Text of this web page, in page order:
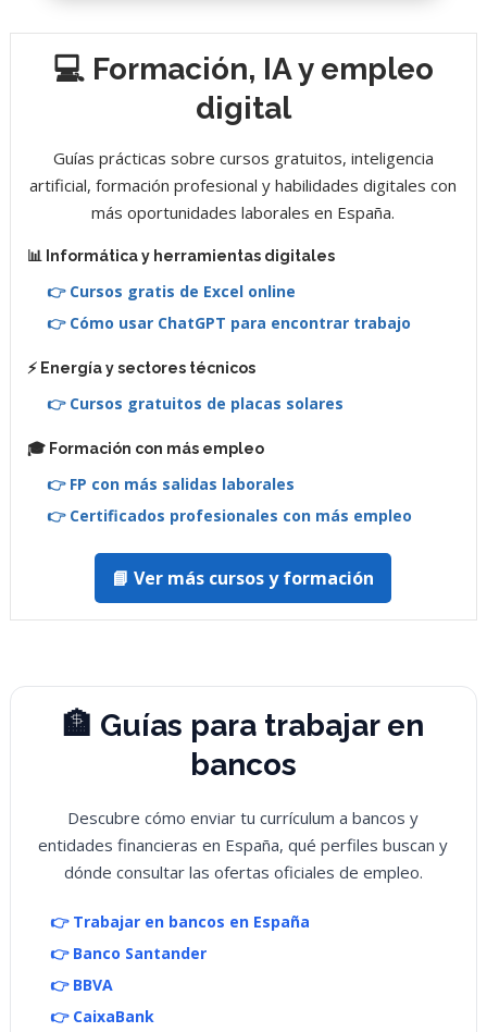
💻 Formación, IA y empleo
digital
Guías prácticas sobre cursos gratuitos, inteligencia
artificial, formación profesional y habilidades digitales con
más oportunidades laborales en España.
📊 Informática y herramientas digitales
👉 Cursos gratis de Excel online
👉 Cómo usar ChatGPT para encontrar trabajo
⚡ Energía y sectores técnicos
👉 Cursos gratuitos de placas solares
🎓 Formación con más empleo
👉 FP con más salidas laborales
👉 Certificados profesionales con más empleo
📘 Ver más cursos y formación
🏦 Guías para trabajar en
bancos
Descubre cómo enviar tu currículum a bancos y
entidades financieras en España, qué perfiles buscan y
dónde consultar las ofertas oficiales de empleo.
👉 Trabajar en bancos en España
👉 Banco Santander
👉 BBVA
👉 CaixaBank